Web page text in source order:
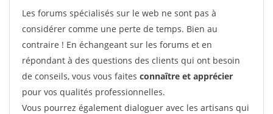
Les forums spécialisés sur le web ne sont pas à
considérer comme une perte de temps. Bien au
contraire ! En échangeant sur les forums et en
répondant à des questions des clients qui ont besoin
de conseils, vous vous faites connaître et apprécier
pour vos qualités professionnelles.
Vous pourrez également dialoguer avec les artisans qui